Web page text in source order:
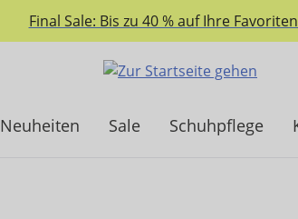
Final Sale: Bis zu 40 % auf Ihre
Neuheiten Sale Schuhpflege